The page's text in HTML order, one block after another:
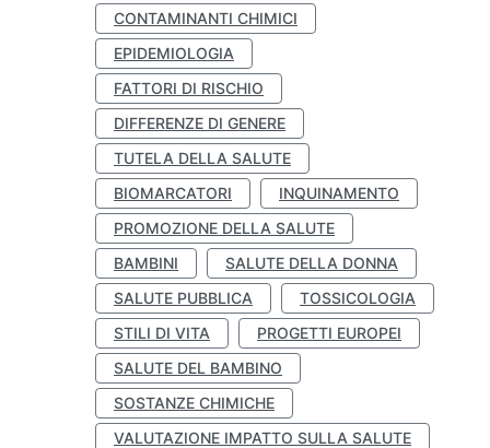
CONTAMINANTI CHIMICI
EPIDEMIOLOGIA
FATTORI DI RISCHIO
DIFFERENZE DI GENERE
TUTELA DELLA SALUTE
BIOMARCATORI
INQUINAMENTO
PROMOZIONE DELLA SALUTE
BAMBINI
SALUTE DELLA DONNA
SALUTE PUBBLICA
TOSSICOLOGIA
STILI DI VITA
PROGETTI EUROPEI
SALUTE DEL BAMBINO
SOSTANZE CHIMICHE
VALUTAZIONE IMPATTO SULLA SALUTE